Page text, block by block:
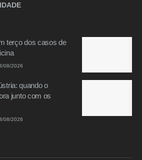
terço dos casos de
08/2026
quando o
junto com os
08/2026